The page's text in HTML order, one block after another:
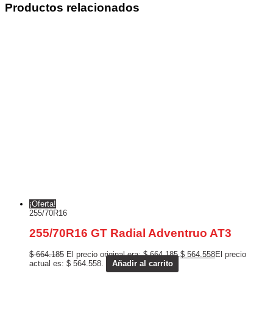
Productos relacionados
¡Oferta!
255/70R16
255/70R16 GT Radial Adventruo AT3
$664.185 El precio original era: $ 664.185.$ 564.558El precio
actual es: $ 564.558.
Añadir al carrito